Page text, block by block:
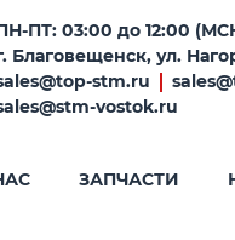
ПТ: 03:00 до 12:00
Благовещенск, ул.
stm.ru
vostok.ru
ЗАПЧАСТИ